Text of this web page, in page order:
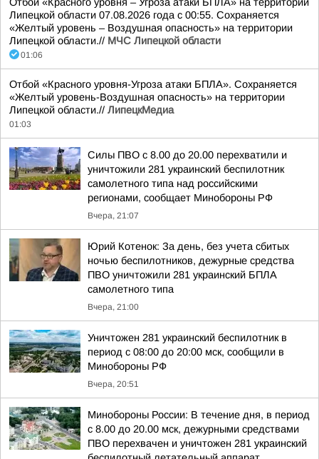
Липецкой области 07.08.2026 года с 00:55. Сохраняется
«Желтый уровень – Воздушная опасность» на территории
Липецкой области.// МЧС Липецкой области
01:06
Отбой «Красного уровня-Угроза атаки БПЛА». Сохраняется
«Желтый уровень-Воздушная опасность» на территории
Липецкой области.// ЛипецкМедиа
01:03
Силы ПВО с 8.00 до 20.00 перехватили и
уничтожили 281 украинский беспилотник
самолетного типа над российскими
регионами, сообщает Минобороны РФ
Вчера, 21:07
Юрий Котенок: За день, без учета сбитых
ночью беспилотников, дежурные средства
ПВО уничтожили 281 украинский БПЛА
самолетного типа
Вчера, 21:00
Уничтожен 281 украинский беспилотник в
период с 08:00 до 20:00 мск, сообщили в
Минобороны РФ
Вчера, 20:51
Минобороны России: В течение дня, в период
с 8.00 до 20.00 мск, дежурными средствами
ПВО перехвачен и уничтожен 281 украинский